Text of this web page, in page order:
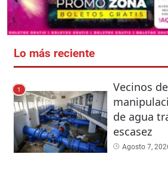
Lo más reciente
1
Vecinos
de agua
escasez
Agosto 7,